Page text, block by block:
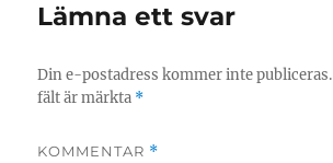
Lämna ett svar
Din e-postadress kommer inte publiceras.
fält är märkta *
KOMMENTAR *